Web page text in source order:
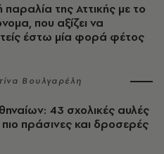
της Αττικής με το
που αξίζει να
έστω μία φορά φέτος
Βουλγαρέλη
43 σχολικές αυλές
πιο πράσινες και δροσερές